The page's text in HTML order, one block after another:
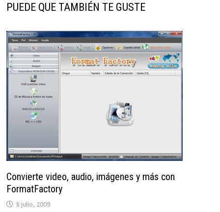
PUEDE QUE TAMBIÉN TE GUSTE
Convierte video, audio, imágenes y más con
FormatFactory
8 julio, 2009